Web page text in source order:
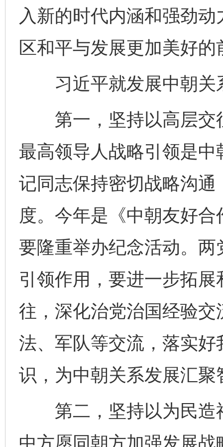
入新的时代内涵和强劲
区和平与发展更加美好的
习近平就发展中朝关
第一，坚持以高层交
最高领导人战略引领是
记同志保持密切战略沟
度。今年是《中朝友好
要隆重举办纪念活动。
引领作用，要进一步拓
往，深化治党治国经验
法、军队等交流，落实
识，为中朝关系发展汇聚
第二，坚持以为民造
中方愿同朝方加强发展